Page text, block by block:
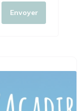
Envoyer